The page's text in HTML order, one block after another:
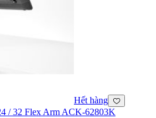
Hết hàng
/ 32 Flex Arm ACK-62803K